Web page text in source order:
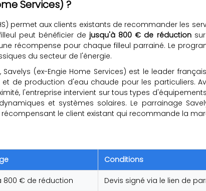
Services) ?
permet aux clients existants de recommander les
peut bénéficier de jusqu'à 800 € de réductionsur
récompense pour chaque filleul parrainé. Le
du secteur de l'énergie.
(ex-Engie Home Services) est le leader
de production d'eau chaude pour les particuliers.
l'entreprise intervient sur tous types
et systèmes solaires. Le parrainage
le client existant qui recommande la
Conditions
800 € de réduction Devis signé via le lien de